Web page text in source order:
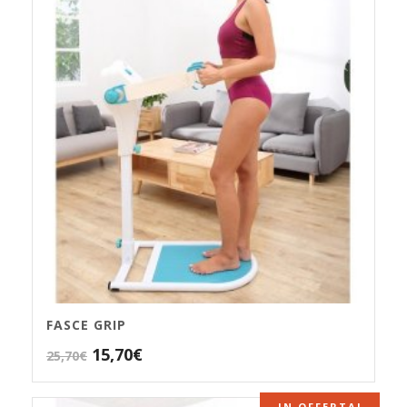
FASCE GRIP
25,70€ Il
prezzo
originale
15,70€Il
prezzo
attuale